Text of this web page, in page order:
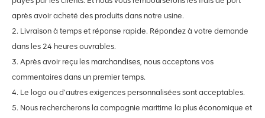
après avoir acheté des produits dans notre usine.
2. Livraison à temps et réponse rapide. Répondez à votre demande
dans les 24 heures ouvrables.
3. Après avoir reçu les marchandises, nous acceptons vos
commentaires dans un premier temps.
4. Le logo ou d’autres exigences personnalisées sont acceptables.
5. Nous rechercherons la compagnie maritime la plus économique et